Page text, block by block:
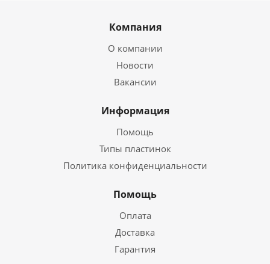
Компания
О компании
Новости
Вакансии
Информация
Помощь
Типы пластинок
Политика конфиденциальности
Помощь
Оплата
Доставка
Гарантия